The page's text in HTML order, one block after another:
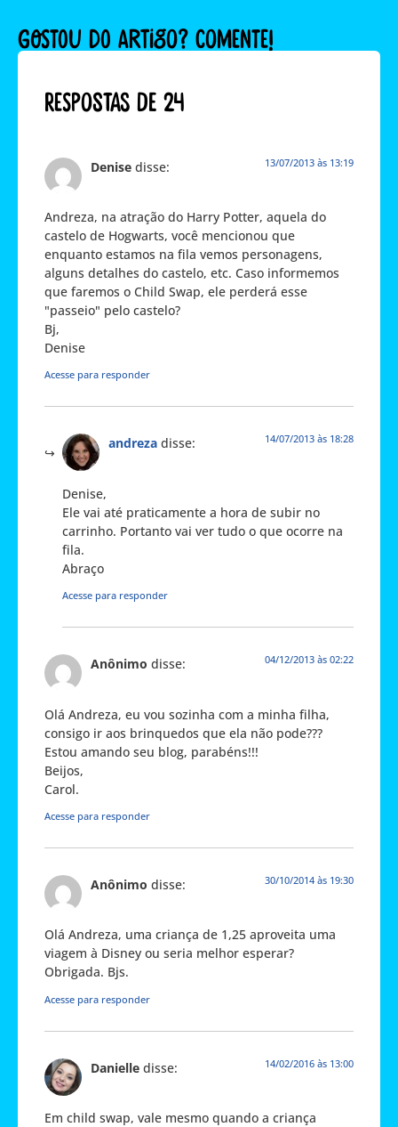
GOSTOU DO ARTIGO? COMENTE!
Respostas de 24
Denise disse: 13/07/2013 às 13:19
Andreza, na atração do Harry Potter, aquela do
castelo de Hogwarts, você mencionou que
enquanto estamos na fila vemos personagens,
alguns detalhes do castelo, etc. Caso informemos
que faremos o Child Swap, ele perderá esse
"passeio" pelo castelo?
Bj,
Denise
Acesse para responder
andreza disse: 14/07/2013 às 18:28
Denise,
Ele vai até praticamente a hora de subir no
carrinho. Portanto vai ver tudo o que ocorre na
fila.
Abraço
Acesse para responder
Anônimo disse: 04/12/2013 às 02:22
Olá Andreza, eu vou sozinha com a minha filha,
consigo ir aos brinquedos que ela não pode???
Estou amando seu blog, parabéns!!!
Beijos,
Carol.
Acesse para responder
Anônimo disse: 30/10/2014 às 19:30
Olá Andreza, uma criança de 1,25 aproveita uma
viagem à Disney ou seria melhor esperar?
Obrigada. Bjs.
Acesse para responder
Danielle disse: 14/02/2016 às 13:00
Em child swap, vale mesmo quando a criança